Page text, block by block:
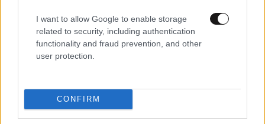
I want to allow Google to enable storage
related to security, including authentication
functionality and fraud prevention, and other
user protection.
CONFIRM